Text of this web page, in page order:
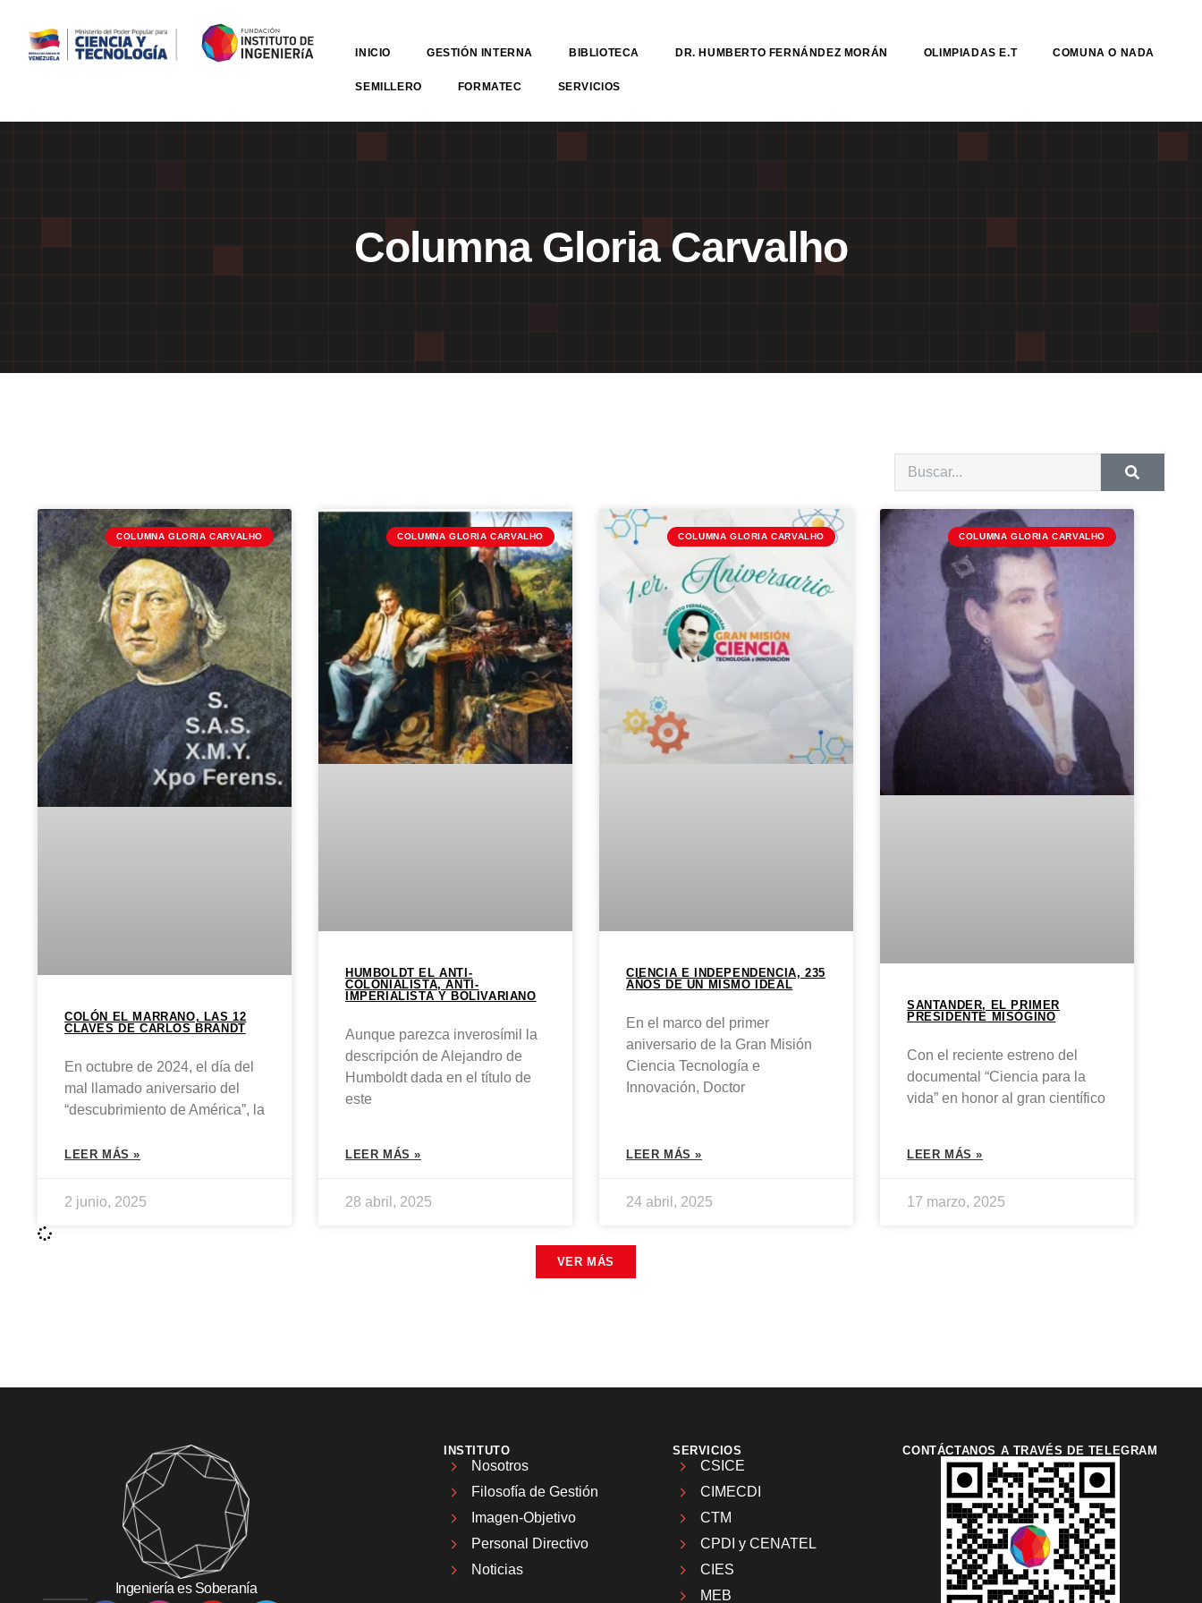
INICIO GESTIÓN INTERNA BIBLIOTECA DR. HUMBERTO FERNÁNDEZ MORÁN OLIMPIADAS E.T COMUNA O NADA
SEMILLERO FORMATEC SERVICIOS
Columna Gloria Carvalho
COLUMNA GLORIA CARVALHO
COLÓN EL MARRANO, LAS 12
CLAVES DE CARLOS BRANDT
En octubre de 2024, el día del
mal llamado aniversario del
“descubrimiento de América”, la
LEER MÁS »
2 junio, 2025
COLUMNA GLORIA CARVALHO
HUMBOLDT EL ANTI-
COLONIALISTA, ANTI-
IMPERIALISTA Y BOLIVARIANO
Aunque parezca inverosímil la
descripción de Alejandro de
Humboldt dada en el título de
este
LEER MÁS »
28 abril, 2025
COLUMNA GLORIA CARVALHO
CIENCIA E INDEPENDENCIA, 235
AÑOS DE UN MISMO IDEAL
En el marco del primer
aniversario de la Gran Misión
Ciencia Tecnología e
Innovación, Doctor
LEER MÁS »
24 abril, 2025
COLUMNA GLORIA CARVALHO
SANTANDER, EL PRIMER
PRESIDENTE MISÓGINO
Con el reciente estreno del
documental “Ciencia para la
vida” en honor al gran científico
LEER MÁS »
17 marzo, 2025
VER MÁS
Ingeniería es Soberanía
INSTITUTO
Nosotros
Filosofía de Gestión
Imagen-Objetivo
Personal Directivo
Noticias
SERVICIOS
CSICE
CIMECDI
CTM
CPDI y CENATEL
CIES
MEB
CONTÁCTANOS A TRAVÉS DE TELEGRAM